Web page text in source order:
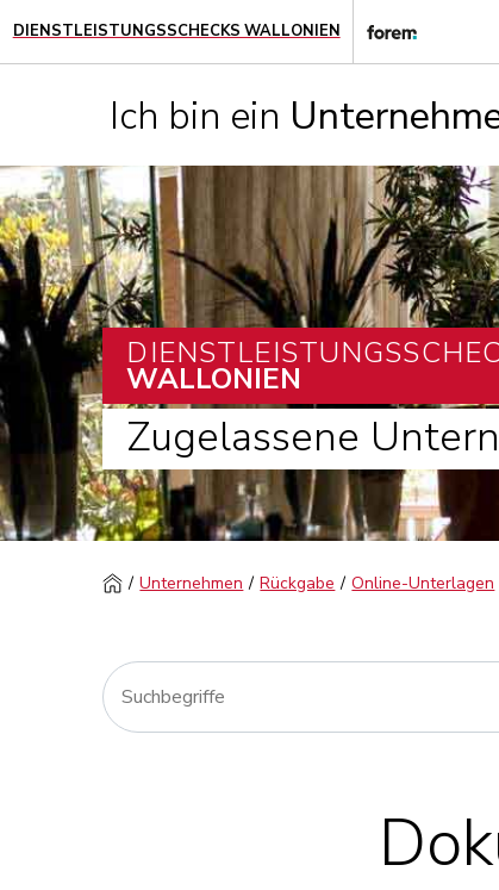
DIENSTLEISTUNGSSCHECKS WALLONIEN
Ich bin ein
WALLONIEN
Zugelassene
Unternehmen Rückgabe Online-Unterlagen